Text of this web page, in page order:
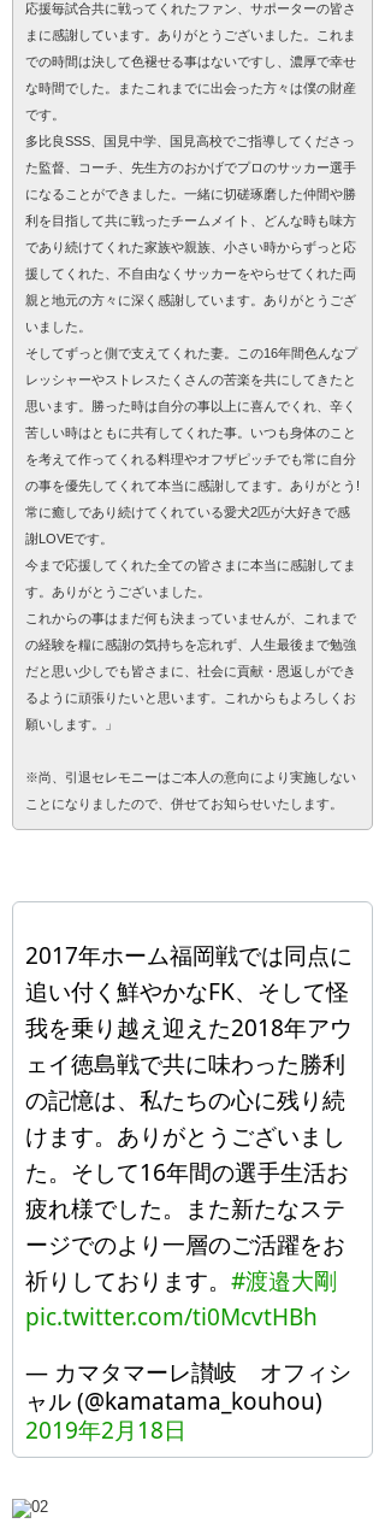
応援毎試合共に戦ってくれたファン、サポーターの皆さ
まに感謝しています。ありがとうございました。これま
での時間は決して色褪せる事はないですし、濃厚で幸せ
な時間でした。またこれまでに出会った方々は僕の財産
です。
多比良SSS、国見中学、国見高校でご指導してくださっ
た監督、コーチ、先生方のおかげでプロのサッカー選手
になることができました。一緒に切磋琢磨した仲間や勝
利を目指して共に戦ったチームメイト、どんな時も味方
であり続けてくれた家族や親族、小さい時からずっと応
援してくれた、不自由なくサッカーをやらせてくれた両
親と地元の方々に深く感謝しています。ありがとうござ
いました。
そしてずっと側で支えてくれた妻。この16年間色んなプ
レッシャーやストレスたくさんの苦楽を共にしてきたと
思います。勝った時は自分の事以上に喜んでくれ、辛く
苦しい時はともに共有してくれた事。いつも身体のこと
を考えて作ってくれる料理やオフザピッチでも常に自分
の事を優先してくれて本当に感謝してます。ありがとう!
常に癒しであり続けてくれている愛犬2匹が大好きで感
謝LOVEです。
今まで応援してくれた全ての皆さまに本当に感謝してま
す。ありがとうございました。
これからの事はまだ何も決まっていませんが、これまで
の経験を糧に感謝の気持ちを忘れず、人生最後まで勉強
だと思い少しでも皆さまに、社会に貢献・恩返しができ
るように頑張りたいと思います。これからもよろしくお
願いします。」
※尚、引退セレモニーはご本人の意向により実施しない
ことになりましたので、併せてお知らせいたします。
2017年ホーム福岡戦では同点に
追い付く鮮やかなFK、そして怪
我を乗り越え迎えた2018年アウ
ェイ徳島戦で共に味わった勝利
の記憶は、私たちの心に残り続
けます。ありがとうございまし
た。そして16年間の選手生活お
疲れ様でした。また新たなステ
ージでのより一層のご活躍をお
祈りしております。 #渡邉大剛
pic.twitter.com/ti0McvtHBh
— カマタマーレ讃岐 オフィシ
ャル (@kamatama_kouhou)
2019年2月18日